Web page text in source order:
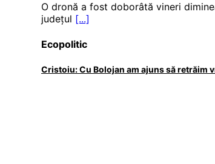
O dronă a fost doborâtă vineri
județul [...]
Ecopolitic
Cristoiu: Cu Bolojan am ajuns să